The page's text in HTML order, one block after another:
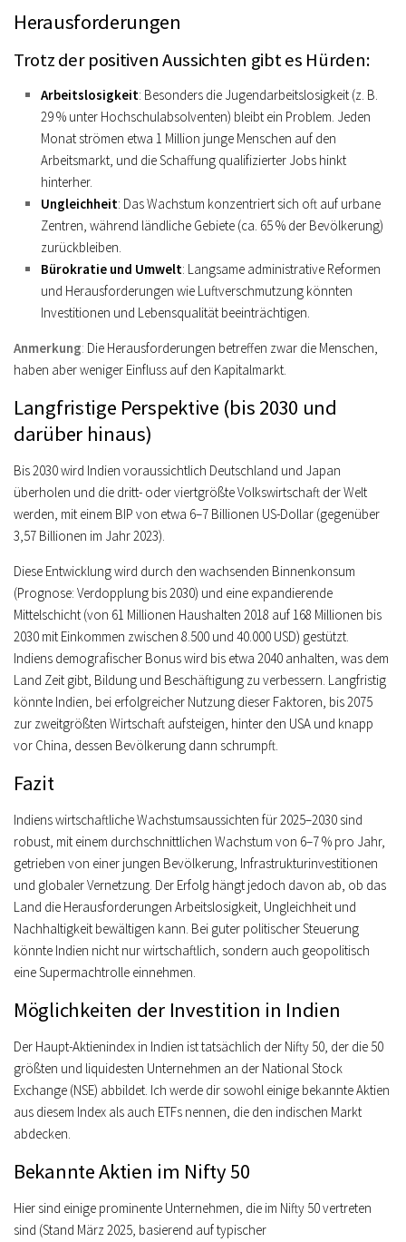
Herausforderungen
Trotz der positiven Aussichten gibt es Hürden:
Arbeitslosigkeit: Besonders die Jugendarbeitslosigkeit (z. B.
29 % unter Hochschulabsolventen) bleibt ein Problem. Jeden
Monat strömen etwa 1 Million junge Menschen auf den
Arbeitsmarkt, und die Schaffung qualifizierter Jobs hinkt
hinterher.
Ungleichheit: Das Wachstum konzentriert sich oft auf urbane
Zentren, während ländliche Gebiete (ca. 65 % der Bevölkerung)
zurückbleiben.
Bürokratie und Umwelt: Langsame administrative Reformen
und Herausforderungen wie Luftverschmutzung könnten
Investitionen und Lebensqualität beeinträchtigen.
Anmerkung: Die Herausforderungen betreffen zwar die Menschen,
haben aber weniger Einfluss auf den Kapitalmarkt.
Langfristige Perspektive (bis 2030 und
darüber hinaus)
Bis 2030 wird Indien voraussichtlich Deutschland und Japan
überholen und die dritt- oder viertgrößte Volkswirtschaft der Welt
werden, mit einem BIP von etwa 6–7 Billionen US-Dollar (gegenüber
3,57 Billionen im Jahr 2023).
Diese Entwicklung wird durch den wachsenden Binnenkonsum
(Prognose: Verdopplung bis 2030) und eine expandierende
Mittelschicht (von 61 Millionen Haushalten 2018 auf 168 Millionen bis
2030 mit Einkommen zwischen 8.500 und 40.000 USD) gestützt.
Indiens demografischer Bonus wird bis etwa 2040 anhalten, was dem
Land Zeit gibt, Bildung und Beschäftigung zu verbessern. Langfristig
könnte Indien, bei erfolgreicher Nutzung dieser Faktoren, bis 2075
zur zweitgrößten Wirtschaft aufsteigen, hinter den USA und knapp
vor China, dessen Bevölkerung dann schrumpft.
Fazit
Indiens wirtschaftliche Wachstumsaussichten für 2025–2030 sind
robust, mit einem durchschnittlichen Wachstum von 6–7 % pro Jahr,
getrieben von einer jungen Bevölkerung, Infrastrukturinvestitionen
und globaler Vernetzung. Der Erfolg hängt jedoch davon ab, ob das
Land die Herausforderungen Arbeitslosigkeit, Ungleichheit und
Nachhaltigkeit bewältigen kann. Bei guter politischer Steuerung
könnte Indien nicht nur wirtschaftlich, sondern auch geopolitisch
eine Supermachtrolle einnehmen.
Möglichkeiten der Investition in Indien
Der Haupt-Aktienindex in Indien ist tatsächlich der Nifty 50, der die 50
größten und liquidesten Unternehmen an der National Stock
Exchange (NSE) abbildet. Ich werde dir sowohl einige bekannte Aktien
aus diesem Index als auch ETFs nennen, die den indischen Markt
abdecken.
Bekannte Aktien im Nifty 50
Hier sind einige prominente Unternehmen, die im Nifty 50 vertreten
sind (Stand März 2025, basierend auf typischer